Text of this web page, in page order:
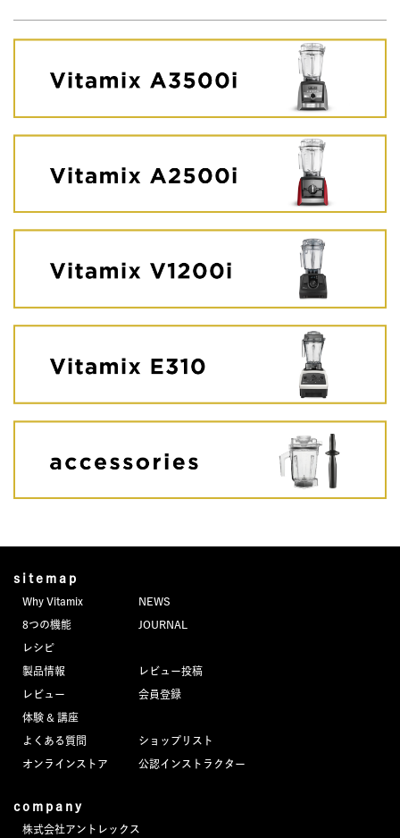
sitemap
Why Vitamix
8つの機能
レシピ
製品情報
レビュー
体験 & 講座
よくある質問
オンラインストア
NEWS
JOURNAL
レビュー投稿
会員登録
ショップリスト
公認インストラクター
company
株式会社アントレックス